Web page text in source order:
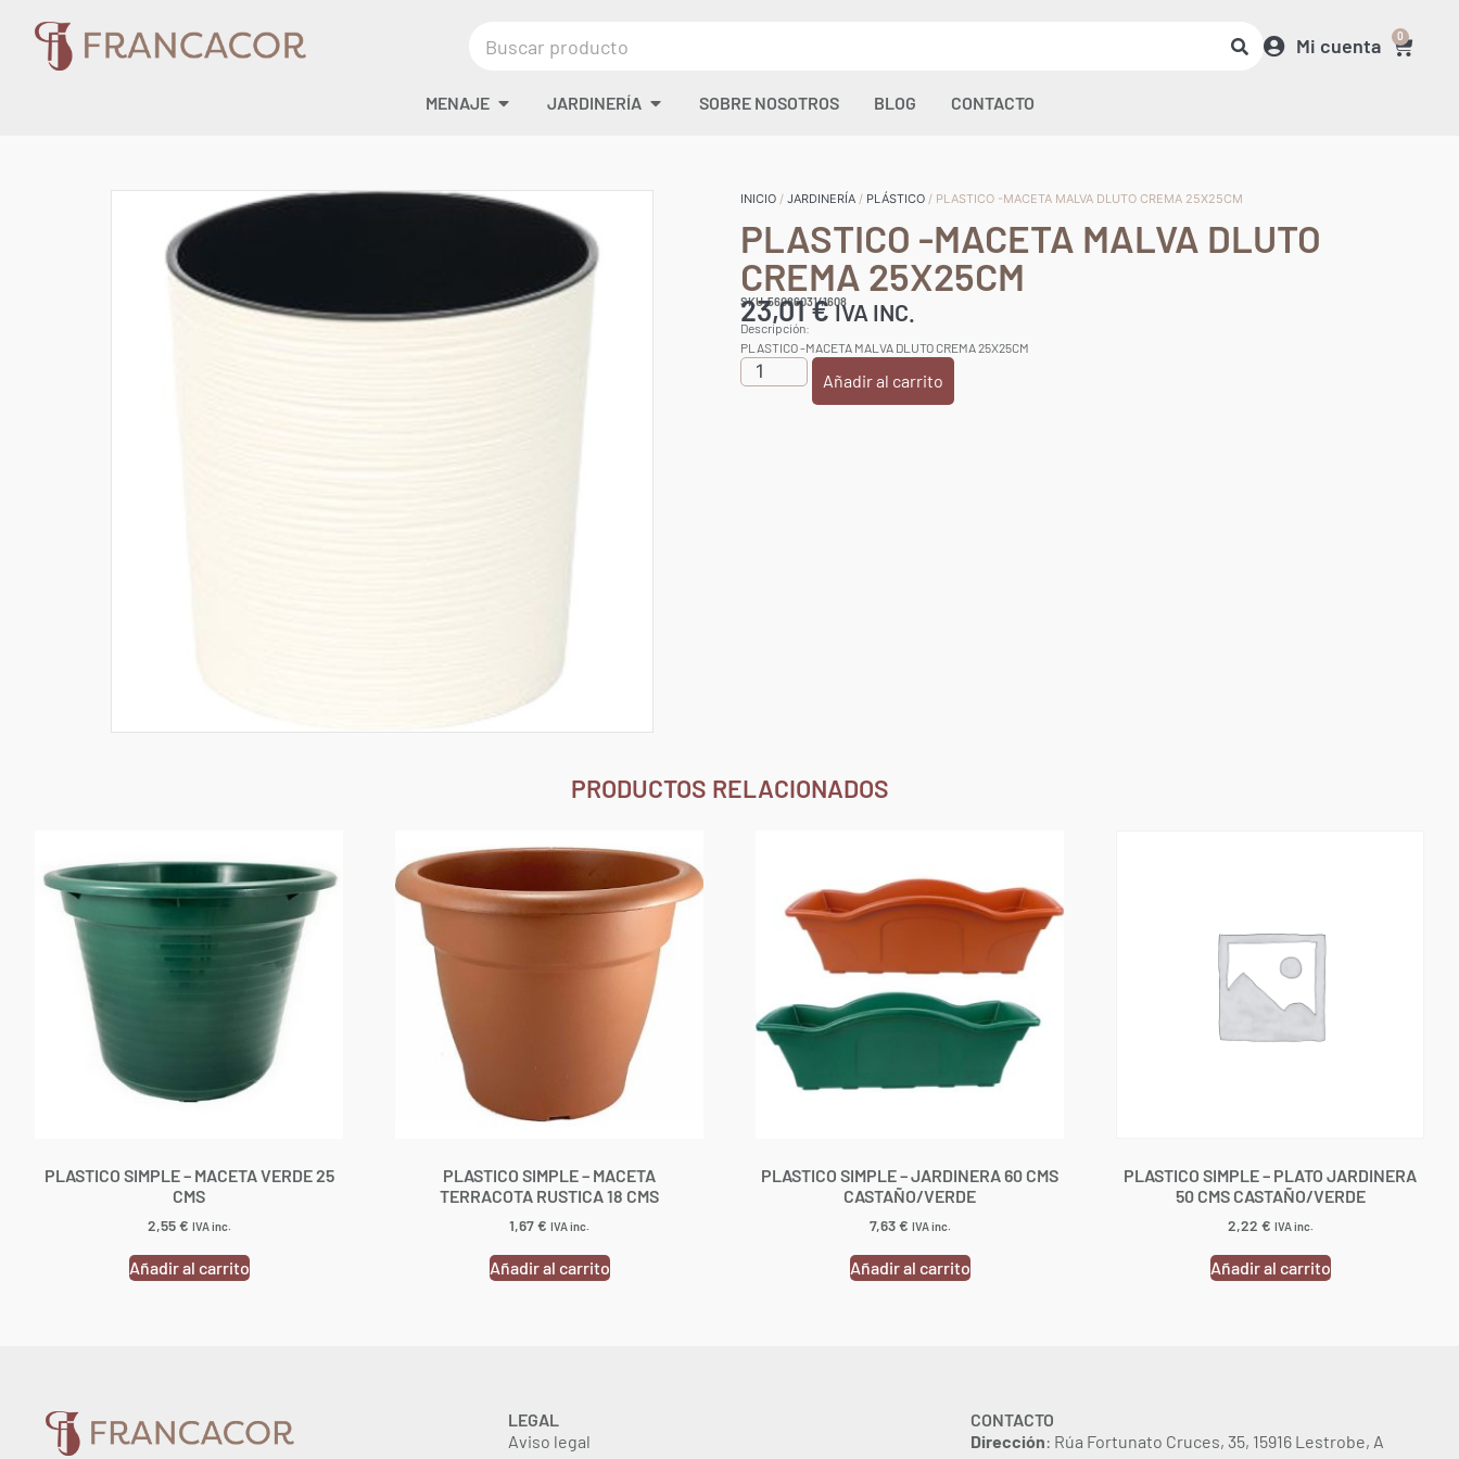
Mi cuenta 0
MENAJE JARDINERÍA SOBRE NOSOTROS BLOG CONTACTO
INICIO / JARDINERÍA / PLÁSTICO / PLASTICO -MACETA MALVA DLUTO CREMA 25X25CM
PLASTICO -MACETA MALVA DLUTO
CREMA 25X25CM
SKU:5608603141608
23,01€IVA INC.
Descripción:
PLASTICO -MACETA MALVA DLUTO CREMA 25X25CM
Añadir al carrito
PRODUCTOS RELACIONADOS
PLASTICO SIMPLE – MACETA VERDE 25
CMS
2,55€ IVA inc.
Añadir al carrito
PLASTICO SIMPLE – MACETA
TERRACOTA RUSTICA 18 CMS
1,67€ IVA inc.
Añadir al carrito
PLASTICO SIMPLE – JARDINERA 60 CMS
CASTAÑO/VERDE
7,63€ IVA inc.
Añadir al carrito
PLASTICO SIMPLE – PLATO JARDINERA
50 CMS CASTAÑO/VERDE
2,22 € IVA inc.
Añadir al carrito
LEGAL
Aviso legal
CONTACTO
Dirección: Rúa Fortunato Cruces, 35, 15916 Lestrobe, A